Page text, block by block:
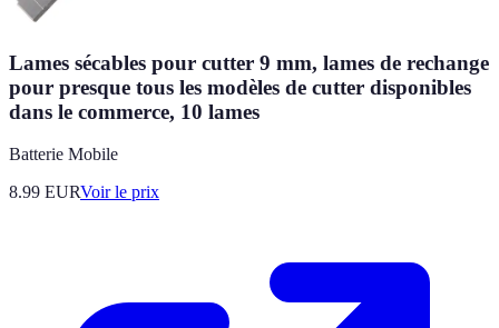
Lames sécables pour cutter 9 mm, lames de rechange
pour presque tous les modèles de cutter disponibles
dans le commerce, 10 lames
Batterie Mobile
8.99 EURVoir le prix